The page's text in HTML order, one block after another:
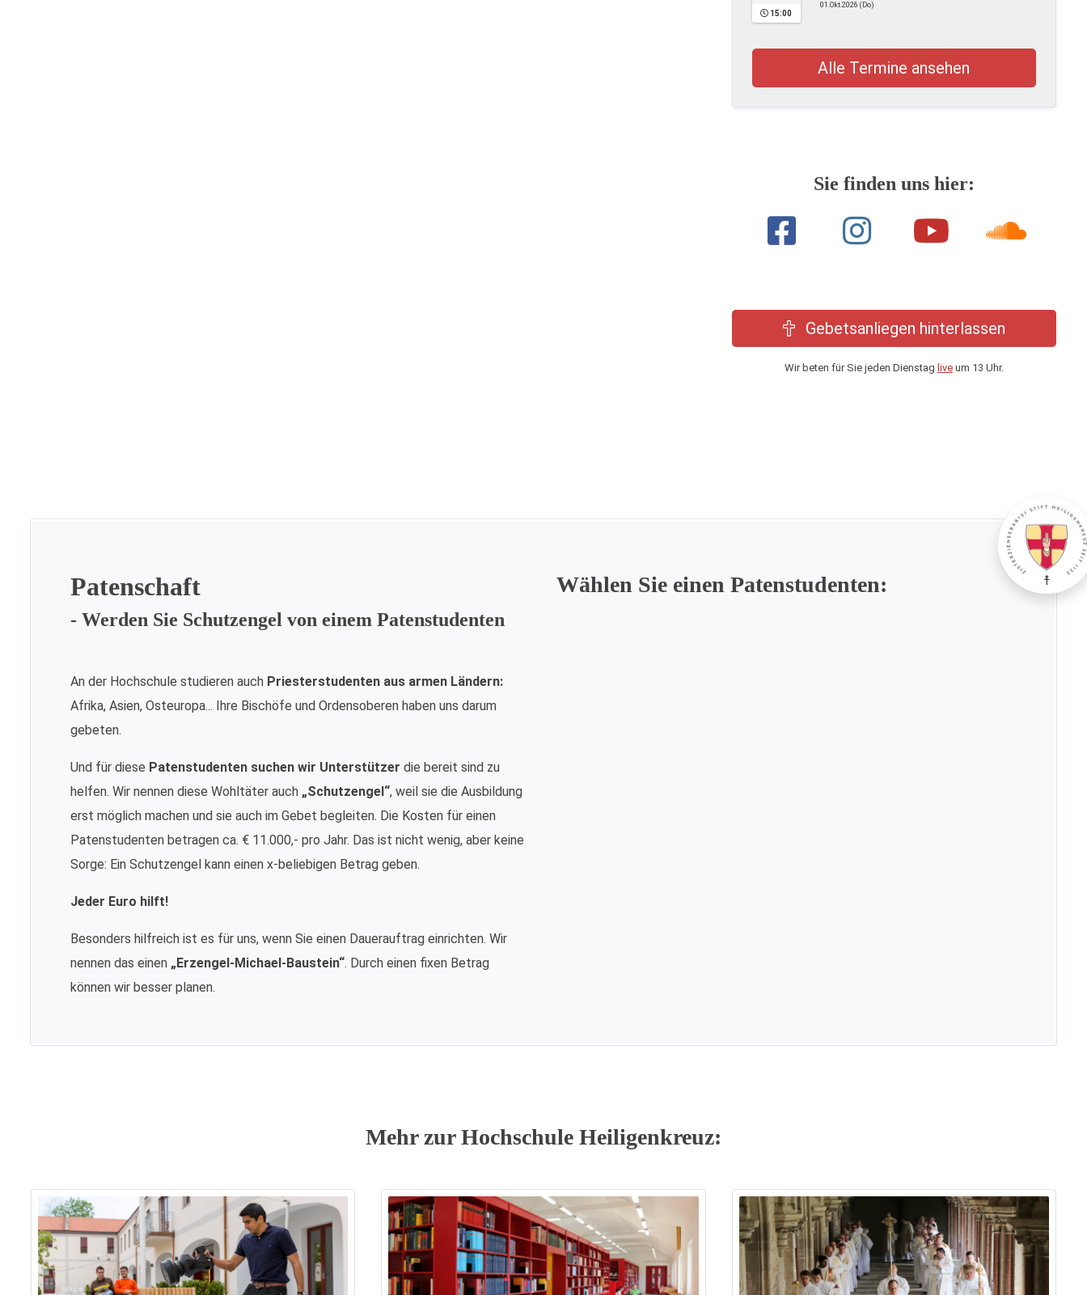
15:00
01.Okt.2026 (Do)
Alle Termine ansehen
Sie finden uns hier:
Gebetsanliegen hinterlassen
Wir beten für Sie jeden Dienstag liveum 13 Uhr.
Patenschaft
- Werden Sie Schutzengel von einem Patenstudenten
An der Hochschule studieren auch Priesterstudenten aus armen Ländern:
Afrika, Asien, Osteuropa... Ihre Bischöfe und Ordensoberen haben uns darum
gebeten.
Und für diese Patenstudenten suchen wir Unterstützer die bereit sind zu
helfen. Wir nennen diese Wohltäter auch „Schutzengel“, weil sie die Ausbildung
erst möglich machen und sie auch im Gebet begleiten. Die Kosten für einen
Patenstudenten betragen ca. € 11.000,- pro Jahr. Das ist nicht wenig, aber keine
Sorge: Ein Schutzengel kann einen x-beliebigen Betrag geben.
Jeder Euro hilft!
Besonders hilfreich ist es für uns, wenn Sie einen Dauerauftrag einrichten. Wir
nennen das einen „Erzengel-Michael-Baustein“. Durch einen fixen Betrag
können wir besser planen.
Wählen Sie einen Patenstudenten:
Mehr zur Hochschule Heiligenkreuz: